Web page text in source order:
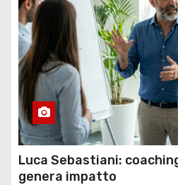
Luca Sebastiani:
genera impatto